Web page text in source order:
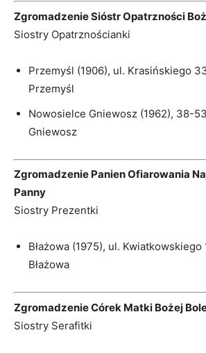
Zgromadzenie Sióstr Opatrzności
Siostry Opatrznościanki
Przemyśl (1906), ul. Krasińskiego
Przemyśl
Nowosielce Gniewosz (1962), 38-
Gniewosz
Zgromadzenie Panien Ofiarowania
Panny
Siostry Prezentki
Błażowa (1975), ul.
Błażowa
Zgromadzenie Córek Matki Bożej
Siostry Serafitki